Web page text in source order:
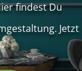
findest Du
Jetzt